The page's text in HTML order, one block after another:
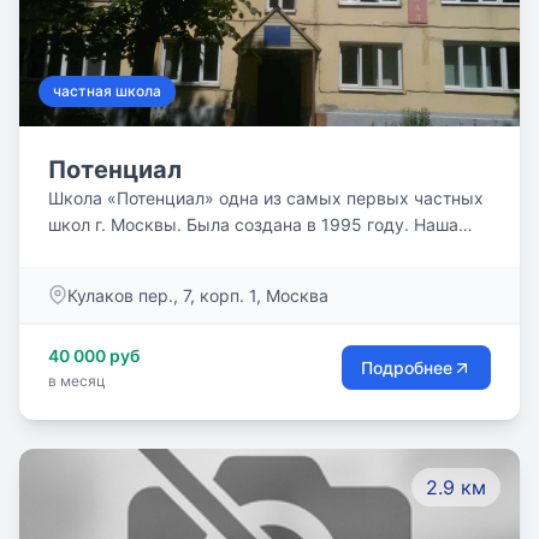
частная школа
Потенциал
Школа «Потенциал» одна из самых первых частных
школ г. Москвы. Была создана в 1995 году. Наша
коллектив в основу своей деятельности положил
новаторских разработок и методик. Многолетний
опыт работы подтверждает правильность
Кулаков пер., 7, корп. 1, Москва
40 000 руб
в месяц
Подробнее
2.9 км